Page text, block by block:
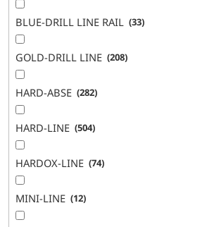
BLUE-DRILL LINE RAIL 33
GOLD-DRILL LINE 208
HARD-ABSE 282
HARD-LINE 504
HARDOX-LINE 74
MINI-LINE 12